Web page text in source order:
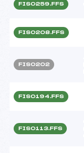
FIS0259.FFS
FIS0208.FFS
FIS0202
FIS0194.FFS
FIS0113.FFS